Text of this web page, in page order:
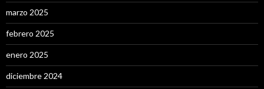
marzo 2025
febrero 2025
enero 2025
diciembre 2024